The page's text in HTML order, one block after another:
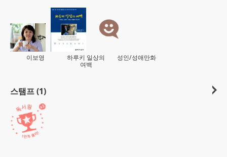
이보영
하루키 일상의
여백
성인/성애만화
스탬프 (1)